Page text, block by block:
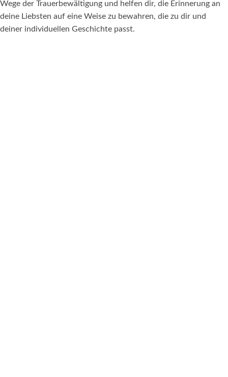
Wege der Trauerbewältigung und helfen dir, die Erinnerung an
deine Liebsten auf eine Weise zu bewahren, die zu dir und
deiner individuellen Geschichte passt.